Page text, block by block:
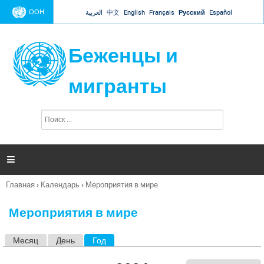
Jump to navigation
ООН العربية 中文 English Français Русский Español
Беженцы и
мигранты
п
и

Вы
Главная › Календарь › Мероприятия в мире
Мероприятия в мире
Месяц День Год